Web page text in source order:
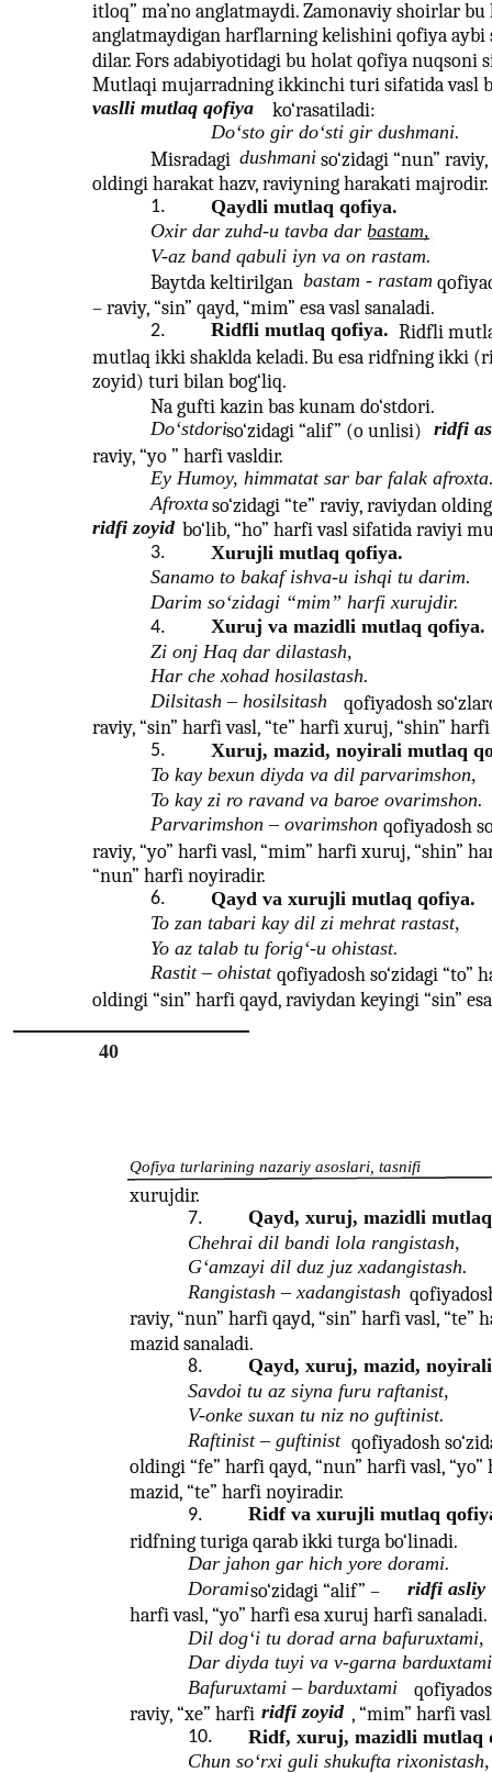
40
itloq” ma’no anglatmaydi. Zamonaviy shoirlar bu
anglatmaydigan harflarning kelishini qofiya aybi
dilar. Fors adabiyotidagi bu holat qofiya nuqsoni
Mutlaqi mujarradning ikkinchi turi sifatida vasl
vaslli mutlaq qofiya ko‘rasatiladi:
Do‘sto gir do‘sti gir dushmani.
Misradagi dushmani so‘zidagi “nun”
oldingi harakat hazv, raviyning harakati majrodir.
1.
Qaydli mutlaq qofiya.
Oxir dar zuhd-u tavba dar bastam,
V-az band qabuli iyn va on rastam.
Baytda keltirilgan bastam - rastam
– raviy, “sin” qayd, “mim” esa vasl sanaladi.
2. Ridfli mutlaq qofiya. Ridfli
mutlaq ikki shaklda keladi. Bu esa ridfning ikki
zoyid) turi bilan bog‘liq.
Na gufti kazin bas kunam do‘stdori.
Do‘stdoriso‘zidagi “alif” (o unlisi) ridfi
raviy, “yo ” harfi vasldir.
Ey Humoy, himmatat sar bar falak
Afroxtaso‘zidagi “te” raviy, raviydan
ridfi zoyid bo‘lib, “ho” harfi vasl sifatida raviyi
3.
Xurujli mutlaq qofiya.
Sanamo to bakaf ishva-u ishqi tu darim.
Darim so‘zidagi “mim” harfi xurujdir.
4.
Xuruj va mazidli mutlaq qofiya.
Zi onj Haq dar dilastash,
Har che xohad hosilastash.
Dilsitash – hosilsitash
qofiyadosh
raviy, “sin” harfi vasl, “te” harfi xuruj, “shin”
5.
Xuruj, mazid, noyirali mutlaq
To kay bexun diyda va dil parvarimshon,
To kay zi ro ravand va baroe ovarimshon.
Parvarimshon – ovarimshon qofiyadosh
raviy, “yo” harfi vasl, “mim” harfi xuruj, “shin”
“nun” harfi noyiradir.
6.
Qayd va xurujli mutlaq qofiya.
To zan tabari kay dil zi mehrat rastast,
Yo az talab tu forig‘-u ohistast.
Rastit – ohistat qofiyadosh so‘zidagi “to”
oldingi “sin” harfi qayd, raviydan keyingi “sin”
Qofiya turlarining nazariy asoslari, tasnifi
xurujdir.
7.
Qayd, xuruj, mazidli
Chehrai dil bandi lola rangistash,
G‘amzayi dil duz juz xadangistash.
Rangistash – xadangistash
raviy, “nun” harfi qayd, “sin” harfi vasl, “te”
mazid sanaladi.
8.
Qayd, xuruj, mazid,
Savdoi tu az siyna furu raftanist,
V-onke suxan tu niz no guftinist.
Raftinist – guftinist qofiyadosh
oldingi “fe” harfi qayd, “nun” harfi vasl,
mazid, “te” harfi noyiradir.
9. Ridf va xurujli mutlaq
ridfning turiga qarab ikki turga bo‘linadi.
Dar jahon gar hich yore dorami.
Doramiso‘zidagi “alif” – ridfi asliy
harfi vasl, “yo” harfi esa xuruj harfi sanaladi.
Dil dog‘i tu dorad arna bafuruxtami,
Dar diyda tuyi va v-garna
Bafuruxtami – barduxtami
raviy, “xe” harfi ridfi zoyid , “mim” harfi
10.
Ridf, xuruj, mazidli mutlaq
Chun so‘rxi guli shukufta rixonistash,